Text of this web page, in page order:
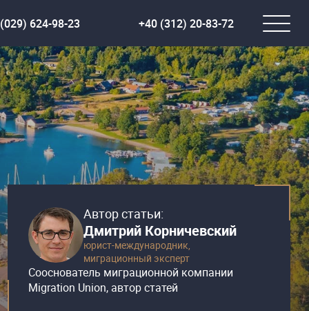
624-98-23 +40 (312) 20-83-72
Автор статьи:
Дмитрий Корничевский
юрист-международник,
миграционный эксперт
Сооснователь миграционной компании
Migration Union, автор статей